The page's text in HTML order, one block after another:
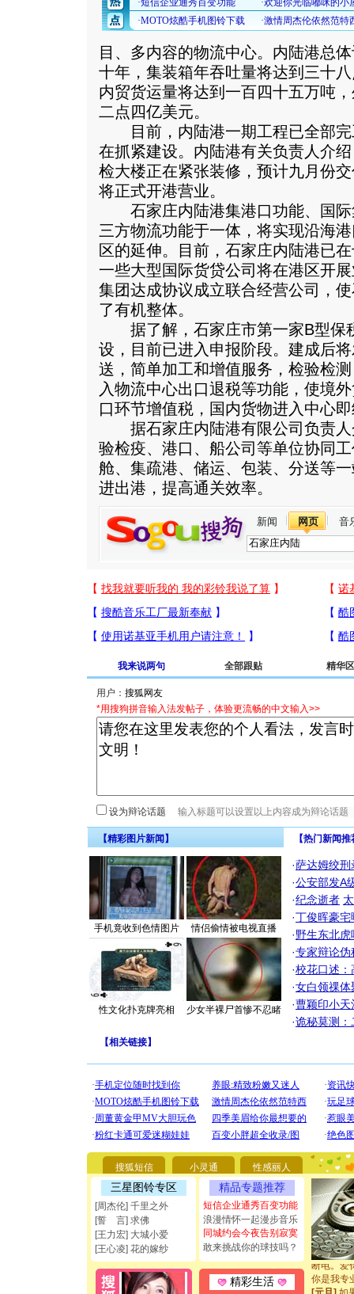
目、多内容的物流中心。内陆港总
十年，集装箱年吞吐量将达到三十
内贸货运量将达到一百四十五万吨
二点四亿美元。
目前，内陆港一期工程已全部完
在抓紧建设。内陆港有关负责人介
检大楼正在紧张装修，预计九月份
将正式开港营业。
石家庄内陆港集港口功能、国际
三方物流功能于一体，将实现沿海
区的延伸。目前，石家庄内陆港已
一些大型国际货贷公司将在港区开
集团达成协议成立联合经营公司，
了有机整体。
据了解，石家庄市第一家B型保
设，目前已进入申报阶段。建成后
送，简单加工和增值服务，检验检
入物流中心出口退税等功能，使境
口环节增值税，国内货物进入中心
据石家庄内陆港有限公司负责人
验检疫、港口、船公司等单位协同
舱、集疏港、储运、包装、分送等
进出港，提高通关效率。
新闻 网页 音
我来说两句 全部跟贴 精华区
用户：
*用搜狗拼音输入法发帖子，体验更流畅的中文输入>>
设为辩论话题
【精彩图片新闻】
手机竟收到色情图片 情侣偷情被电视直播
性文化扑克牌亮相 少女半裸尸首惨不忍睹
【热门新闻
·萨达姆绞刑
·公安部发A
·纪念逝者
·丁俊晖豪
·野生东北
·专家辩论伪
·校花口述：
·女白领祼体
·曹颖印小天
·诡秘莫测：
【相关链接】
搜狐短信 小灵通 性感丽人
三星图铃专区
[周杰伦] 千里之外
[誓 言] 求佛
[王力宏] 大城小爱
[王心凌] 花的嫁纱
精品专题推荐
短信企业通秀百变功能
浪漫情怀一起漫步音乐
同城约会今夜告别寂寞
敢来挑战你的球技吗？
精彩生活
[圣诞节]
你太多，
要平安
[圣诞节]
能正大光
都要快乐
[圣诞节]
如意,快
[元旦]看
断电。爱
你是我专
[元旦]如